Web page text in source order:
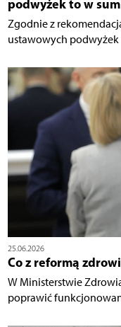
podwyżek to w
Zgodnie z
ustawowych podwyżek
25.06.2026
Co z reformą
W Ministerstwie
poprawić